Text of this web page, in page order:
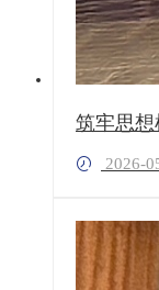
筑牢思
2026-